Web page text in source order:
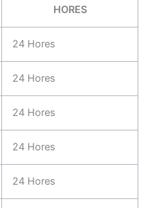
HORES
24 Hores
24 Hores
24 Hores
24 Hores
24 Hores